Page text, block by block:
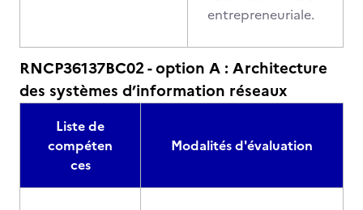
entrepreneuriale.
RNCP36137BC02 - option A : Architecture
des systèmes d’information réseaux
Liste de
compéten
ces
Modalités d'évaluation